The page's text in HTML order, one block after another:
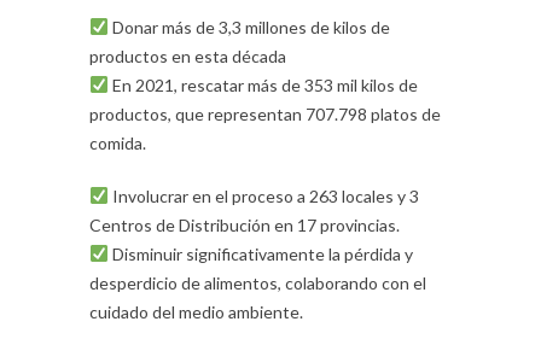
Donar más de 3,3 millones de kilos de
productos en esta década
En 2021, rescatar más de 353 mil kilos de
productos, que representan 707.798 platos de
comida.
Involucrar en el proceso a 263 locales y 3
Centros de Distribución en 17 provincias.
Disminuir significativamente la pérdida y
desperdicio de alimentos, colaborando con el
cuidado del medio ambiente.